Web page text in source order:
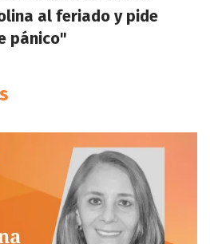
al feriado y pide
pánico"